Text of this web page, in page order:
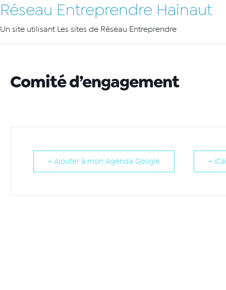
Réseau Entreprendre Hainaut
Un site utilisant Les sites de Réseau Entreprendre
Comité d’engagement
+ Ajouter à mon Agenda Google +